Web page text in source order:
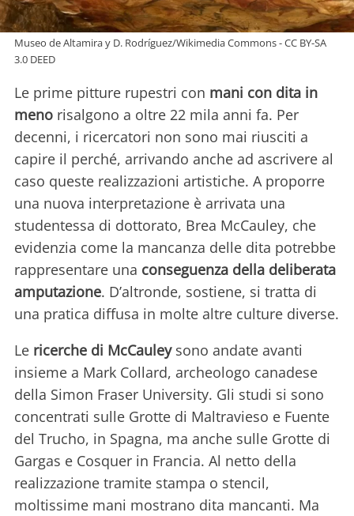
Museo de Altamira y D. Rodríguez/Wikimedia Commons - CC BY-SA
3.0 DEED
Le prime pitture rupestri con mani con dita in
meno risalgono a oltre 22 mila anni fa. Per
decenni, i ricercatori non sono mai riusciti a
capire il perché, arrivando anche ad ascrivere al
caso queste realizzazioni artistiche. A proporre
una nuova interpretazione è arrivata una
studentessa di dottorato, Brea McCauley, che
evidenzia come la mancanza delle dita potrebbe
rappresentare una conseguenza della deliberata
amputazione. D’altronde, sostiene, si tratta di
una pratica diffusa in molte altre culture diverse.
Le ricerche di McCauleysono andate avanti
insieme a Mark Collard, archeologo canadese
della Simon Fraser University. Gli studi si sono
concentrati sulle Grotte di Maltravieso e Fuente
del Trucho, in Spagna, ma anche sulle Grotte di
Gargas e Cosquer in Francia. Al netto della
realizzazione tramite stampa o stencil,
moltissime mani mostrano dita mancanti. Ma